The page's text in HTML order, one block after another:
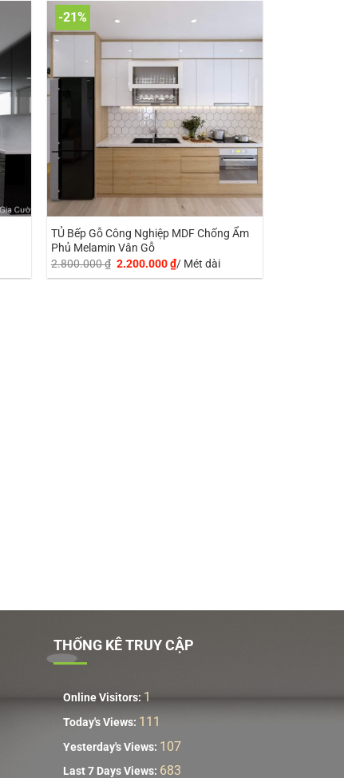
-21%
TỦ Bếp Gỗ Công Nghiệp MDF Chống Ẩm
Phủ Melamin Vân Gỗ
2.800.000₫ Giá
2.200.000₫Giá
hiện
/ Mét dài
THỐNG KÊ TRUY CẬP
Online Visitors: 1
Today's Views: 111
Yesterday's Views: 107
Last 7 Days Views: 683